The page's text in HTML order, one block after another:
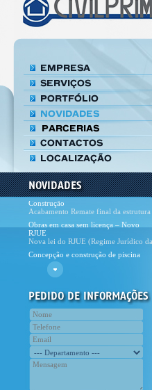
Alguns Termos Técnicos utilizados na
Construção
Acabamento Remate final da estrutura
e dos ambientes da casa, feito com os
dive
Obras em casa sem licença – Novo
RJUE
Nova lei do RJUE (Regime Jurídico da
Urbanização e Edifica&
Concepção e construção de piscina
Veja em portfolio, as fotografias do
nosso último projecto de piscina.
Novo site CivilPrime
E cá está, o novo site da CivilPrime!
Curiosidade
Assinala-se no dia 28 de Novembro o
Dia Nacional do Engenheiro.